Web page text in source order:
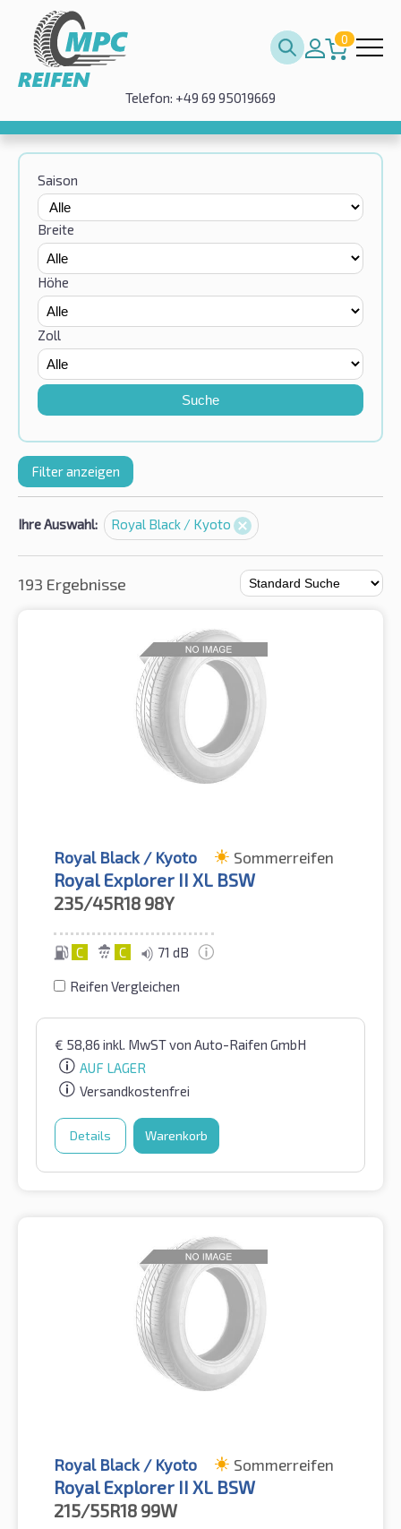
0
Telefon: +49 69 95019669
Saison
Breite
Höhe
Zoll
Suche
Filter anzeigen
Ihre Auswahl: Royal Black / Kyoto
193 Ergebnisse
Royal Black / Kyoto Sommerreifen
Royal Explorer II XL BSW
235/45R18 98Y
C C 71 dB
Reifen Vergleichen
€ 58,86 inkl. MwSTvon Auto-Raifen GmbH
AUF LAGER
Versandkostenfrei
Details Warenkorb
Royal Black / Kyoto Sommerreifen
Royal Explorer II XL BSW
215/55R18 99W